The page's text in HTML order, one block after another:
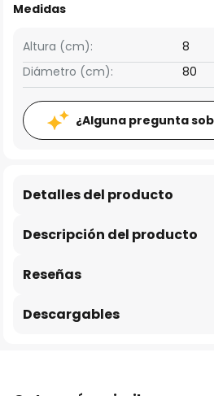
Medidas
Altura (cm):
8
Diámetro (cm):
80
¿Alguna pregunta
Descripción del producto
Detalles del producto
Reseñas
Descargables